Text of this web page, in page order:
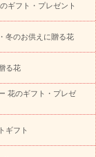
フラワー
お盆（新
お取り寄せギフト
蝶蘭
プリザーブ
ント 花束
スタ
胡蝶蘭・花鉢
世界初の青色胡蝶蘭
ーブドフラワー
セミオーダー
りのeギフト
ーオレンジ
レッ
ギフト・プレゼント
冬のお供えに贈る花
る花
花のギフト・プレゼ
ギフト